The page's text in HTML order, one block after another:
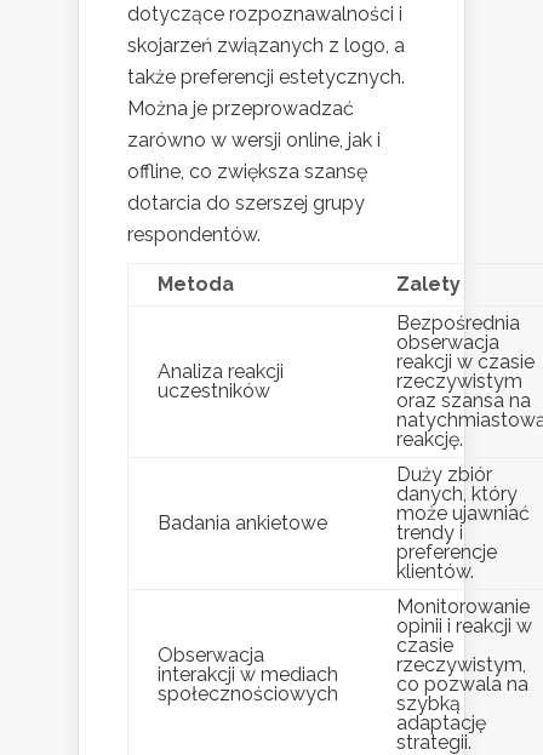
dotyczące rozpoznawalności i
skojarzeń związanych z logo, a
także preferencji estetycznych.
Można je przeprowadzać
zarówno w wersji online, jak i
offline, co zwiększa szansę
dotarcia do szerszej grupy
respondentów.
Metoda Zalety
Analiza reakcji
uczestników
Bezpośrednia
obserwacja
reakcji w czasie
rzeczywistym
oraz szansa na
reakcję.
Badania ankietowe
Duży zbiór
danych, który
może ujawniać
trendy i
preferencje
klientów.
Obserwacja
interakcji w mediach
społecznościowych
Monitorowanie
opinii i reakcji w
czasie
rzeczywistym,
co pozwala na
szybką
adaptację
strategii.